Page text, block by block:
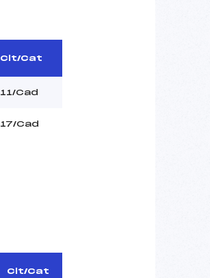
Clt/Cat
11/Cad
17/Cad
Clt/Cat